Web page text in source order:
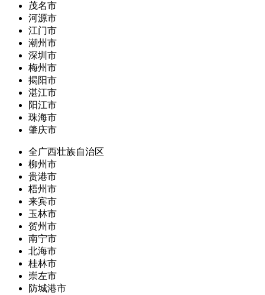
茂名市
河源市
江门市
潮州市
深圳市
梅州市
揭阳市
湛江市
阳江市
珠海市
肇庆市
全广西壮族自治区
柳州市
贵港市
梧州市
来宾市
玉林市
贺州市
南宁市
北海市
桂林市
崇左市
防城港市